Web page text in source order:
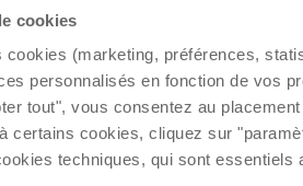
cookies
cookies (marketing, préférences,
personnalisés en fonction de vos
tout", vous consentez au
certains cookies, cliquez sur
techniques, qui sont